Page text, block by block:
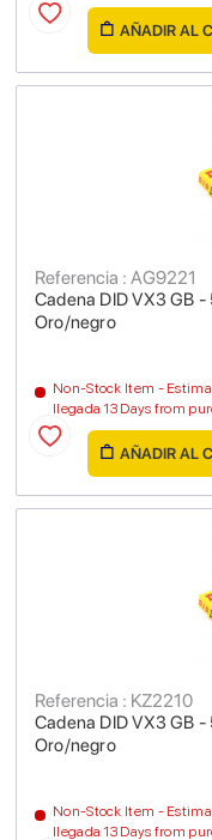
AÑADIR AL
Cadena DID VX3 GB
Oro/negro
Referencia : AG9221
Non-Stock Item -
llegada 13 Days from
AÑADIR AL
Cadena DID VX3 GB
Oro/negro
Referencia : KZ2210
Non-Stock Item -
llegada 13 Days from